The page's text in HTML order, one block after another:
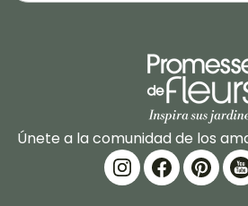
Únete a la comunidad de los